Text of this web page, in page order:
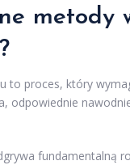
metody
to proces, który
odpowiednie
fundamentalną